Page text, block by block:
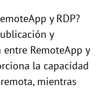
y RDP?
y
RemoteApp y
la capacidad
mientras